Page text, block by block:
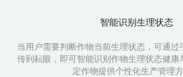
智能识别生理状态
当用户需要判断作物当前生理状态，可通过
传到耘眼，即可智能识别作物生理状态健
定作物提供个性化生产管理方